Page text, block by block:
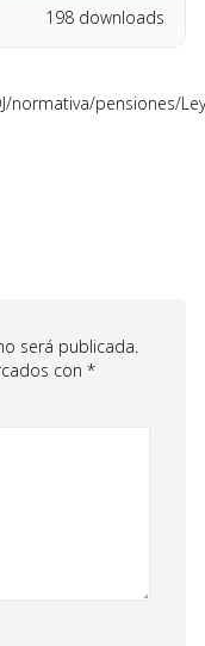
198 downloads
normativa/pensiones/
será publicada.
con *